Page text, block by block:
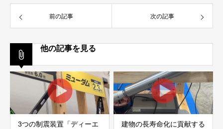
前の記事 次の記事
他の記事を見る
3つの制震装置「ディーエ
建物の長寿命化に貢献する